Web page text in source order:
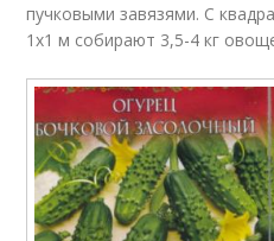
пучковыми завязями. С
1х1 м собирают 3,5-4 кг